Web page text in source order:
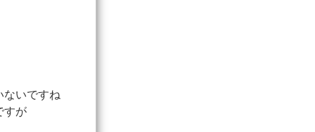
ないですね
すが